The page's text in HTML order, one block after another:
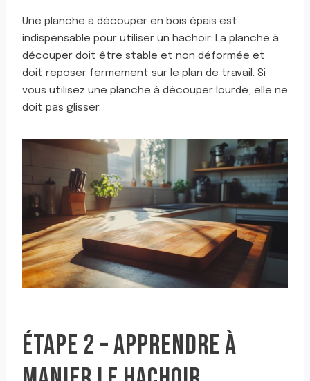
Une planche à découper en bois épais est
indispensable pour utiliser un hachoir. La planche à
découper doit être stable et non déformée et
doit reposer fermement sur le plan de travail. Si
vous utilisez une planche à découper lourde, elle ne
doit pas glisser.
ÉTAPE 2 – APPRENDRE À